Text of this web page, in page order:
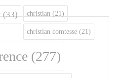
(33) christian (21)
christian comtesse (21)
(277)